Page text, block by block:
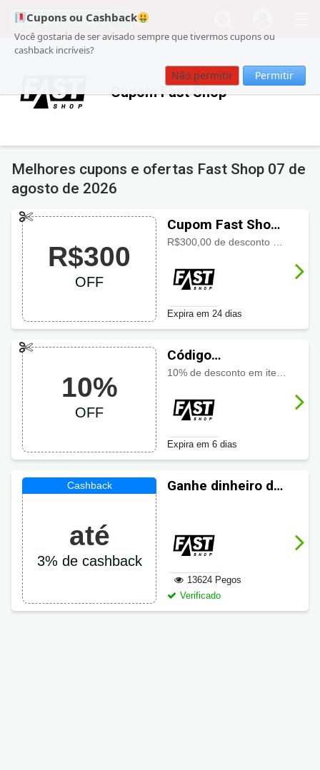
Cupons ou Cashback
Você gostaria de ser avisado sempre que tivermos cupons ou
cashback incríveis?
Não permitir Permitir
Cupom Fast Shop
Melhores cupons e ofertas Fast Shop 07 de
agosto de 2026
R$300
OFF
Cupom Fast Shop
com R$300 OFF
Expira em 24 dias
10%
OFF
Código
promocional Fast
OFF
Expira em 6 dias
até
3% de cashback
Ganhe dinheiro de
Shop
13624 Pegos
Verificado